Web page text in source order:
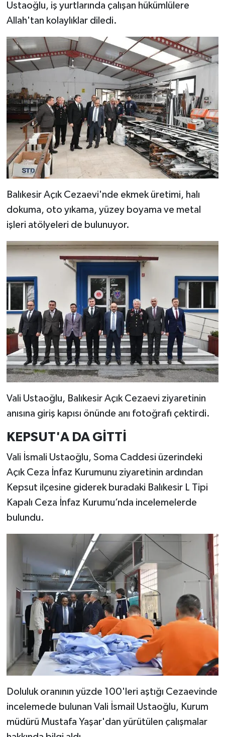
Ustaoğlu, iş yurtlarında çalışan hükümlülere
Allah'tan kolaylıklar diledi.
Balıkesir Açık Cezaevi'nde ekmek üretimi, halı
dokuma, oto yıkama, yüzey boyama ve metal
işleri atölyeleri de bulunuyor.
Vali Ustaoğlu, Balıkesir Açık Cezaevi ziyaretinin
anısına giriş kapısı önünde anı fotoğrafı çektirdi.
KEPSUT'A DA GİTTİ
Vali İsmali Ustaoğlu, Soma Caddesi üzerindeki
Açık Ceza İnfaz Kurumunu ziyaretinin ardından
Kepsut ilçesine giderek buradaki Balıkesir L Tipi
Kapalı Ceza İnfaz Kurumu’nda incelemelerde
bulundu.
Doluluk oranının yüzde 100'leri aştığı Cezaevinde
incelemede bulunan Vali İsmail Ustaoğlu, Kurum
müdürü Mustafa Yaşar'dan yürütülen çalışmalar